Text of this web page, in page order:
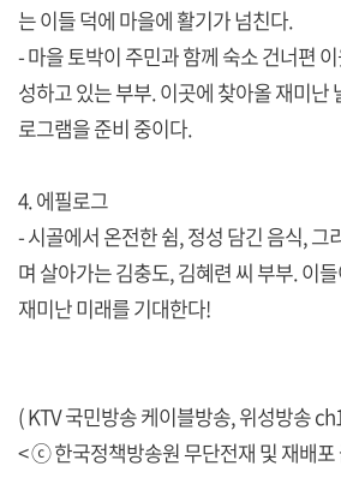
는 이들 덕에 마을에 활기가 넘친다.
- 마을 토박이 주민과 함께 숙소 건너편
성하고 있는 부부. 이곳에 찾아올 재미난
로그램을 준비 중이다.
4. 에필로그
- 시골에서 온전한 쉼, 정성 담긴 음식, 그
며 살아가는 김충도, 김혜련 씨 부부. 이
재미난 미래를 기대한다!
( KTV 국민방송 케이블방송, 위성방송
< ⓒ 한국정책방송원 무단전재 및 재배포